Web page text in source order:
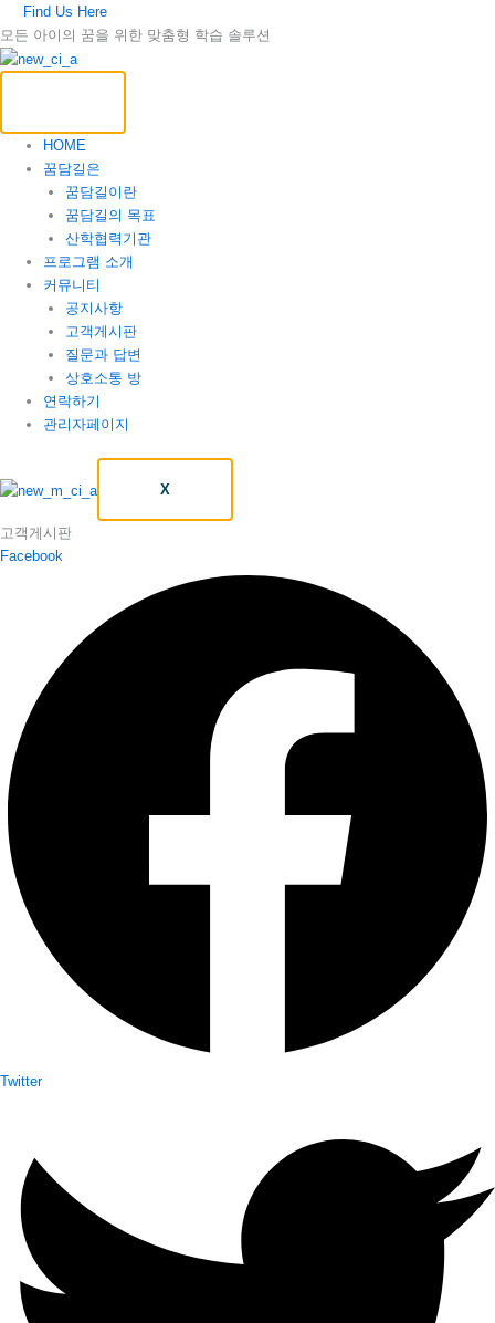
텐
츠
로
너
Find Us Here
모든 아이의 꿈을 위한 맞춤형 학습 솔루션
HOME
꿈담길은
꿈담길이란
꿈담길의 목표
산학협력기관
프로그램 소개
커뮤니티
공지사항
고객게시판
질문과 답변
상호소통 방
연락하기
관리자페이지
X
고객게시판
Facebook
Twitter